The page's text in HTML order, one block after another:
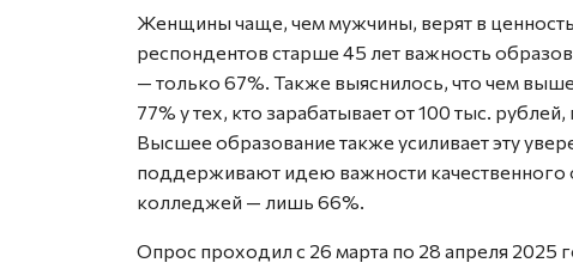
Женщины чаще, чем мужчины, верят в
респондентов старше 45 лет важность
— только 67%. Также выяснилось, что чем
77% у тех, кто зарабатывает от 100 тыс.
Высшее образование также усиливает эту
поддерживают идею важности качественного
колледжей — лишь 66%.
Опрос проходил с 26 марта по 28 апреля 2025